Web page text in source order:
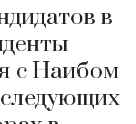
в
с Наибом